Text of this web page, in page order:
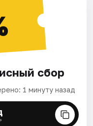
сбор
1 минуту назад